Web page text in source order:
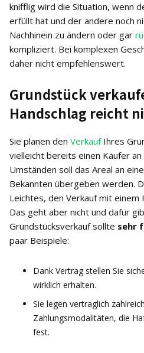
knifflig wird die Situation, wenn
erfüllt hat und der andere noch
Nachhinein zu ändern oder gar
kompliziert. Bei komplexen
daher nicht empfehlenswert.
Grundstück
Handschlag reicht
Sie planen den VerkaufIhres
vielleicht bereits einen Käufer
Umständen soll das Areal an
Bekannten übergeben werden.
Leichtes, den Verkauf mit einem
Das geht aber nicht und dafür
Grundstücksverkauf sollte sehr
paar Beispiele:
Dank Vertrag stellen Sie
wirklich erhalten.
Sie legen vertraglich
Zahlungsmodalitäten, die
fest.